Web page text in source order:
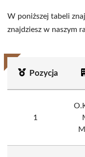
W poniższej tabeli
znajdziesz w naszym
Pozycja
1